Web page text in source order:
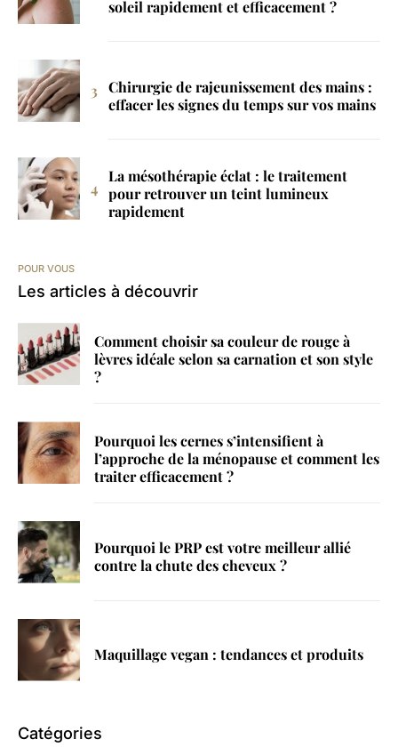
soleil rapidement et efficacement ?
Chirurgie de rajeunissement des mains :
effacer les signes du temps sur vos mains
La mésothérapie éclat : le traitement
pour retrouver un teint lumineux
rapidement
POUR VOUS
Les articles à découvrir
Comment choisir sa couleur de rouge à
lèvres idéale selon sa carnation et son style
?
Pourquoi les cernes s’intensifient à
l’approche de la ménopause et comment les
traiter efficacement ?
Pourquoi le PRP est votre meilleur allié
contre la chute des cheveux ?
Maquillage vegan : tendances et produits
Catégories